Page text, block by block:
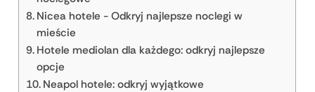
Nicea hotele - Odkryj najlepsze noclegi w
mieście
Hotele mediolan dla każdego: odkryj najlepsze
opcje
Neapol hotele: odkryj wyjątkowe